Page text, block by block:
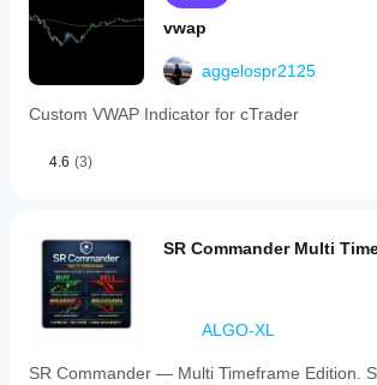
ELITE
is
for
traders,
traders,
traders
seeking
precise
VWAP
data,
volatility
and
vwap
aggelospr2125
Custom VWAP Indicator for cTrader
4.6 (3)
SR Commander Multi
ALGO-XL
SR Commander — Multi Timeframe Edition.